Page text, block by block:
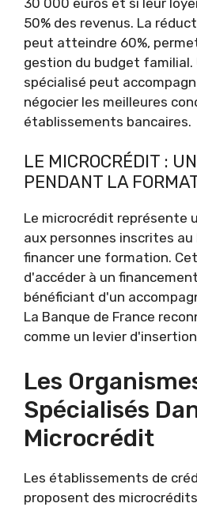
50% des revenus. La
peut atteindre 60%,
gestion du budget familial.
spécialisé peut
négocier les meilleures
établissements bancaires.
LE MICROCRÉDIT :
PENDANT LA
Le microcrédit représente
aux personnes inscrites au
financer une formation.
d'accéder à un
bénéficiant d'un
La Banque de France
comme un levier
Les
Spécialisés
Microcrédit
Les établissements de
proposent des